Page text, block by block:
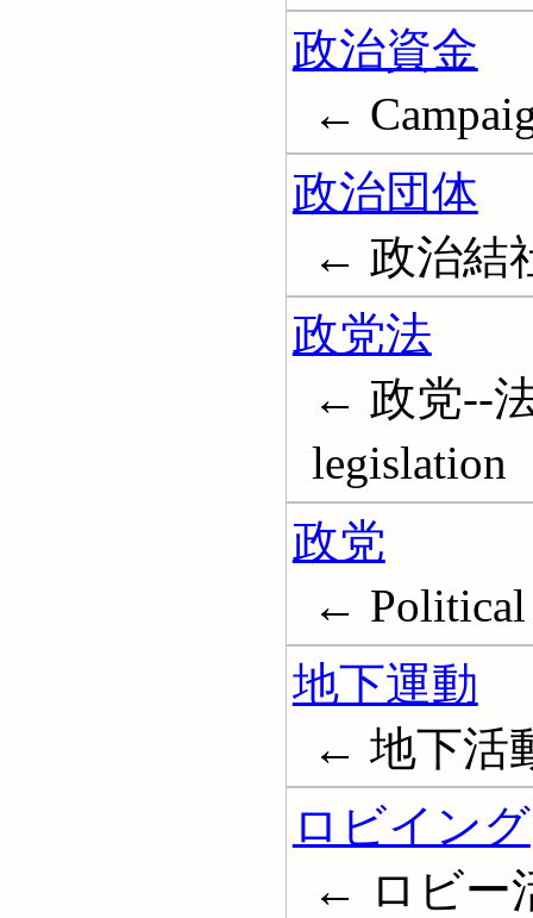
政治資金
←
政治団体
← 政治結
政党法
← 政党--
legislation
政党
← Political
地下運動
← 地下活
ロビイング
← ロビー